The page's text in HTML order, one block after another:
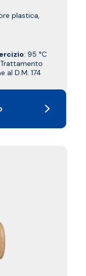
plastica,
: 95 °C
al D.M. 174